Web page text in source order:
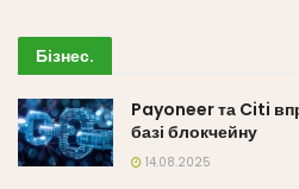
Бізнес.
Payoneer та Citi
базі блокчейну
14.08.2025